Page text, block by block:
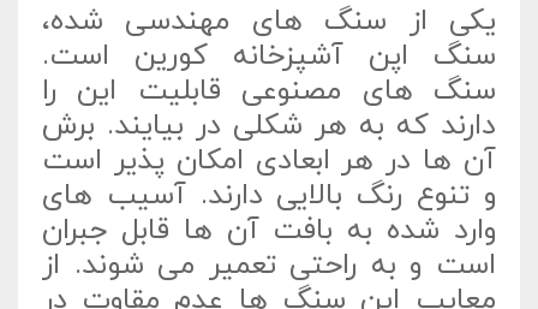
یکی از سنگ های مهندسی شده،
سنگ اپن آشپزخانه کورین است.
سنگ های مصنوعی قابلیت این را
دارند که به هر شکلی در بیایند. برش
آن ها در هر ابعادی امکان پذیر است
و تنوع رنگ بالایی دارند. آسیب های
وارد شده به بافت آن ها قابل جبران
است و به راحتی تعمیر می شوند. از